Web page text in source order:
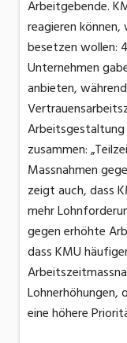
Arbeitgebende.
reagieren
besetzen wollen:
Unternehmen
anbieten,
zusammen:
Massnahmen
zeigt auch, dass
mehr
gegen erhöhte
dass KMU
eine höhere